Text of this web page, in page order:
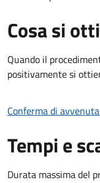
Cosa si
Quando il
positivamente si
Conferma di
Tempi e
Durata massima del